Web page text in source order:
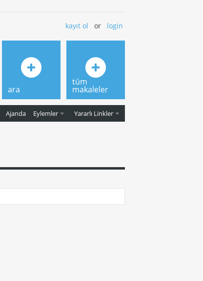
kayıt ol or login
Ajanda Eylemler Yararlı Linkler
ara
tüm
makaleler